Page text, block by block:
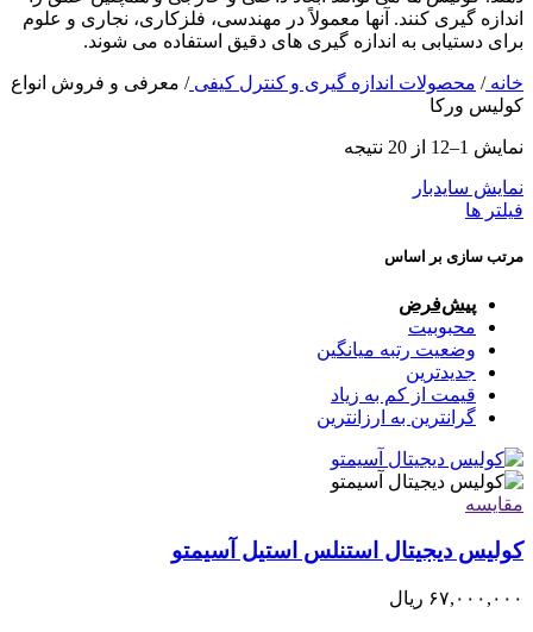
اندازه گیری کنند. آنها معمولاً در مهندسی، فلزکاری، نجاری و علوم
برای دستیابی به اندازه گیری های دقیق استفاده می شوند.
خانه/ محصولات اندازه گیری و کنترل کیفی/ معرفی و فروش انواع
کولیس ورکا
نمایش 1–12 از 20 نتیجه
نمایش سایدبار
فیلتر ها
مرتب سازی بر اساس
پیش‌فرض
محبوبیت
وضعیت رتبه میانگین
جدیدترین
قیمت از کم به زیاد
گرانترین به ارزانترین
مقایسه
کولیس دیجیتال استنلس استیل آسیمتو
۶۷,۰۰۰,۰۰۰ ریال